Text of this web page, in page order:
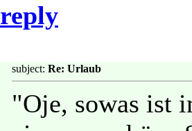
reply
subject: Re: Urlaub
"Oje, sowas ist